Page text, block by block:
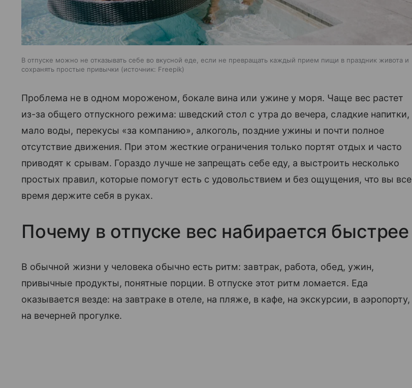
В отпуске можно не отказывать себе во вкусной еде, если не превращать каждый прием пищи в праздник живота и
сохранять простые привычки
источник: Freepik
Проблема не в одном мороженом, бокале вина или ужине у моря. Чаще вес растет
из-за общего отпускного режима: шведский стол с утра до вечера, сладкие напитки,
мало воды, перекусы «за компанию», алкоголь, поздние ужины и почти полное
отсутствие движения. При этом жесткие ограничения только портят отдых и часто
приводят к срывам. Гораздо лучше не запрещать себе еду, а выстроить несколько
простых правил, которые помогут есть с удовольствием и без ощущения, что вы все
время держите себя в руках.
Почему в отпуске вес набирается быстрее
В обычной жизни у человека обычно есть ритм: завтрак, работа, обед, ужин,
привычные продукты, понятные порции. В отпуске этот ритм ломается. Еда
оказывается везде: на завтраке в отеле, на пляже, в кафе, на экскурсии, в аэропорту,
на вечерней прогулке.